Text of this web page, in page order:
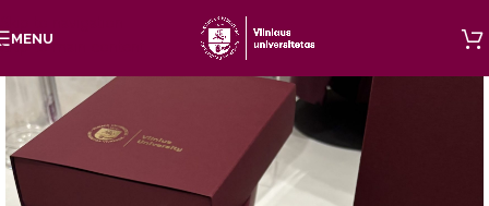
Skip to main content
MENU